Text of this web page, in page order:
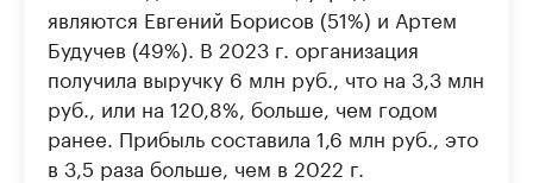
являются Евгений Борисов (51%) и Артем
Будучев (49%). В 2023 г. организация
получила выручку 6 млн руб., что на 3,3 млн
руб., или на 120,8%, больше, чем годом
ранее. Прибыль составила 1,6 млн руб., это
в 3,5 раза больше, чем в 2022 г.